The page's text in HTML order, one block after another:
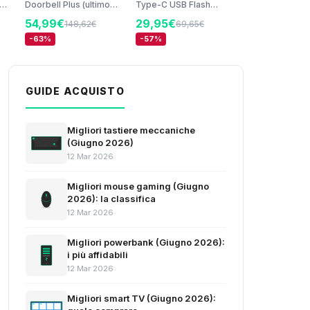
Doorbell Plus (ultimo
Camera (2ª gen.) |
Retinal 2K | Zoom 6x |
Batteria integrata |
giorni del piano di
54,99€148,62€
-63%
Type-C USB Flash
C, Velocità di Lettura
Fino a 400 MB/s, 128
GB, Blu (MUF-128DA)
29,95€69,65€
-57%
GUIDE ACQUISTO
Migliori tastiere meccaniche
(Giugno 2026)
12 Mar 2026
Migliori mouse gaming (Giugno
2026): la classifica
12 Mar 2026
Migliori powerbank (Giugno 2026):
i più affidabili
12 Mar 2026
Migliori smart TV (Giugno 2026):